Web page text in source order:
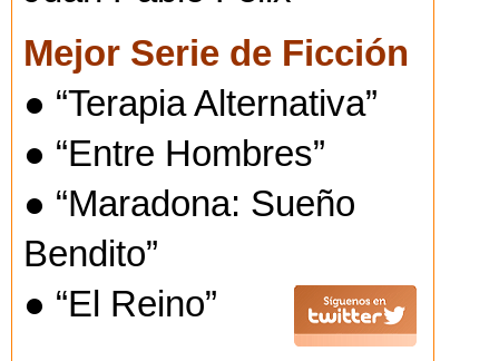
Mejor Serie de Ficción
● “Terapia Alternativa”
● “Entre Hombres”
● “Maradona: Sueño
Bendito”
● “El Reino”